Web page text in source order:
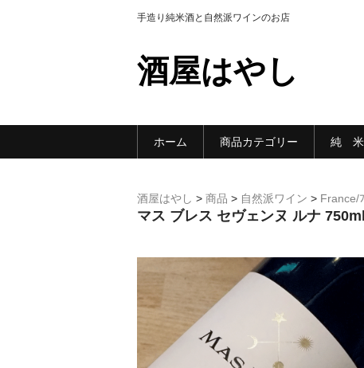
手造り純米酒と自然派ワインのお店
酒屋はやし
ホーム 商品カテゴリー 純
酒屋はやし > 商品 > 自然派ワイン > France/
マス ブレス セヴェンヌ ルナ 750ml